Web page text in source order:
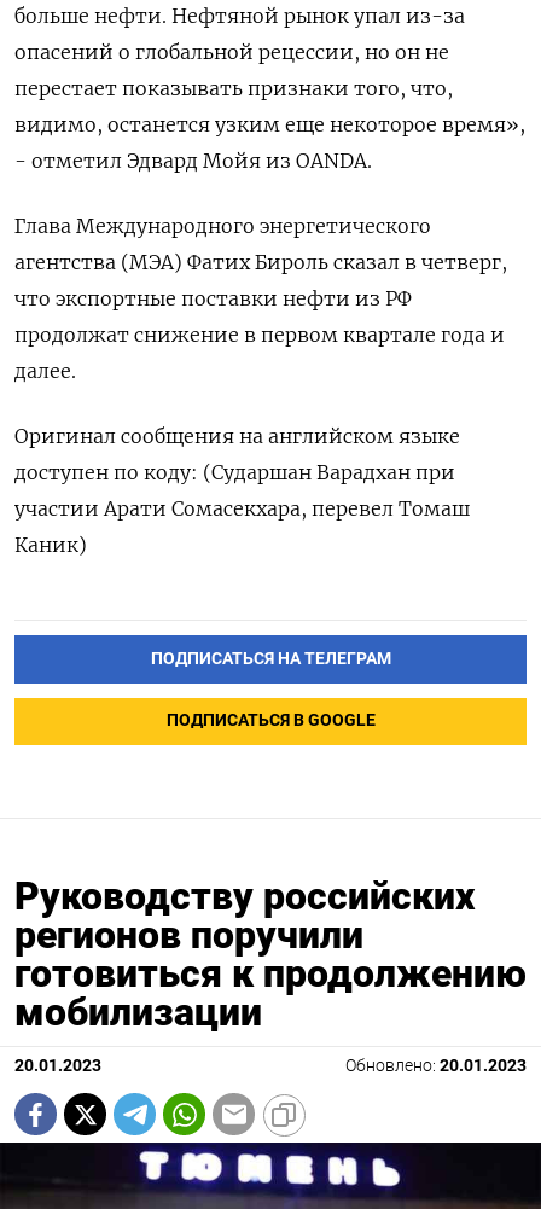
больше нефти. Нефтяной рынок упал из-за
опасений о глобальной рецессии, но он не
перестает показывать признаки того, что,
видимо, останется узким еще некоторое время»,
- отметил Эдвард Мойя из OANDA.
Глава Международного энергетического
агентства (МЭА) Фатих Бироль сказал в четверг,
что экспортные поставки нефти из РФ
продолжат снижение в первом квартале года и
далее.
Оригинал сообщения на английском языке
доступен по коду: (Сударшан Варадхан при
участии Арати Сомасекхара, перевел Томаш
Каник)
ПОДПИСАТЬСЯ НА ТЕЛЕГРАМ
ПОДПИСАТЬСЯ В GOOGLE
Руководству российских
регионов поручили
готовиться к продолжению
мобилизации
20.01.2023 Обновлено: 20.01.2023